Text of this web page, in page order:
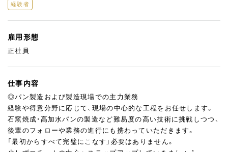
経験者
雇用形態
正社員
仕事内容
◎パン製造および製造現場での主力業務
経験や得意分野に応じて、現場の中心的な工程をお任せします。
石窯焼成・高加水パンの製造など難易度の高い技術に挑戦しつつ、
後輩のフォローや業務の進行にも携わっていただきます。
「最初からすべて完璧にこなす」必要はありません。